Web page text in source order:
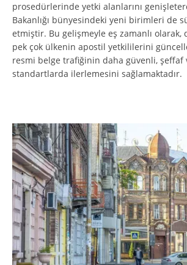
prosedürlerinde yetki alanlarını
Bakanlığı bünyesindeki yeni birimleri de
etmiştir. Bu gelişmeyle eş zamanlı olarak,
pek çok ülkenin apostil yetkililerini
resmi belge trafiğinin daha güvenli, şeffaf
standartlarda ilerlemesini sağlamaktadır.